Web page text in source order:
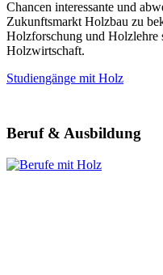
Chancen interessante und
Zukunftsmarkt Holzbau zu
Holzforschung und Holzlehre
Holzwirtschaft.
Studiengänge mit Holz
Beruf & Ausbildung